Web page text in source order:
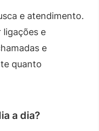
e atendimento.
ligações e
e
quanto
a dia?